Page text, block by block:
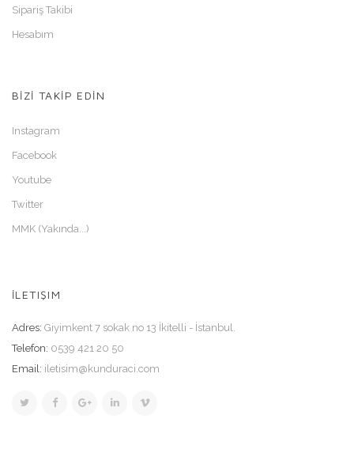
Sipariş Takibi
Hesabım
BİZİ TAKİP EDİN
Instagram
Facebook
Youtube
Twitter
MMK (Yakında...)
İLETIŞIM
Adres: Giyimkent 7 sokak no 13 İkitelli - İstanbul.
Telefon: 0539 421 20 50
Email: iletisim@kunduraci.com